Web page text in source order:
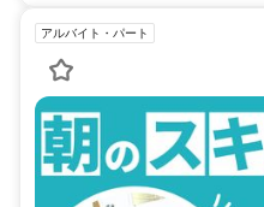
アルバイト・パート